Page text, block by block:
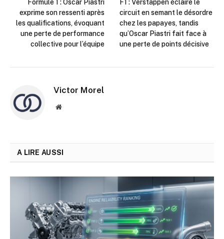
Formule 1 : Oscar Piastri
exprime son ressenti après
les qualifications, évoquant
une perte de performance
collective pour l’équipe
F1 : Verstappen éclaire le
circuit en semant le désordre
chez les papayes, tandis
qu’Oscar Piastri fait face à
une perte de points décisive
Victor Morel
Site
A LIRE AUSSI